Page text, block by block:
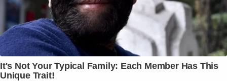
It's Not Your Typical Family: Each Member Has This
Unique Trait!